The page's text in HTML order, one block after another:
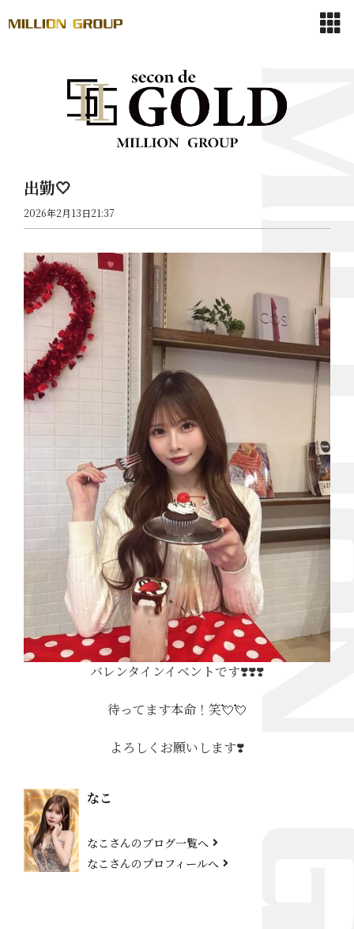
出勤🤍
2026年2月13日21:37
バレンタインイベントです❣️❣️❣️
待ってます本命！笑💘💘
よろしくお願いします❣️
なこ
なこさんのブログ一覧へ
なこさんのプロフィールへ